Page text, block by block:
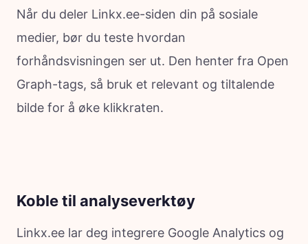
Når du deler Linkx.ee-siden din på sosiale
medier, bør du teste hvordan
forhåndsvisningen ser ut. Den henter fra Open
Graph-tags, så bruk et relevant og tiltalende
bilde for å øke klikkraten.
Koble til analyseverktøy
Linkx.ee lar deg integrere Google Analytics og